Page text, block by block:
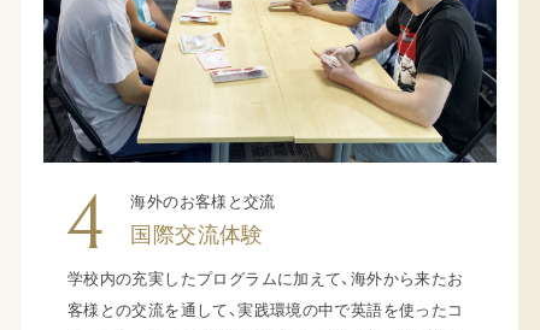
4 海外のお客様と交流
国際交流体験
学校内の充実したプログラムに加えて、海外から来たお
客様との交流を通して、実践環境の中で英語を使ったコ